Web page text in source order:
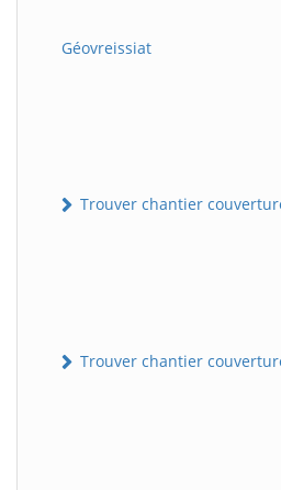
Géovreissiat
Trouver chantier
Trouver chantier